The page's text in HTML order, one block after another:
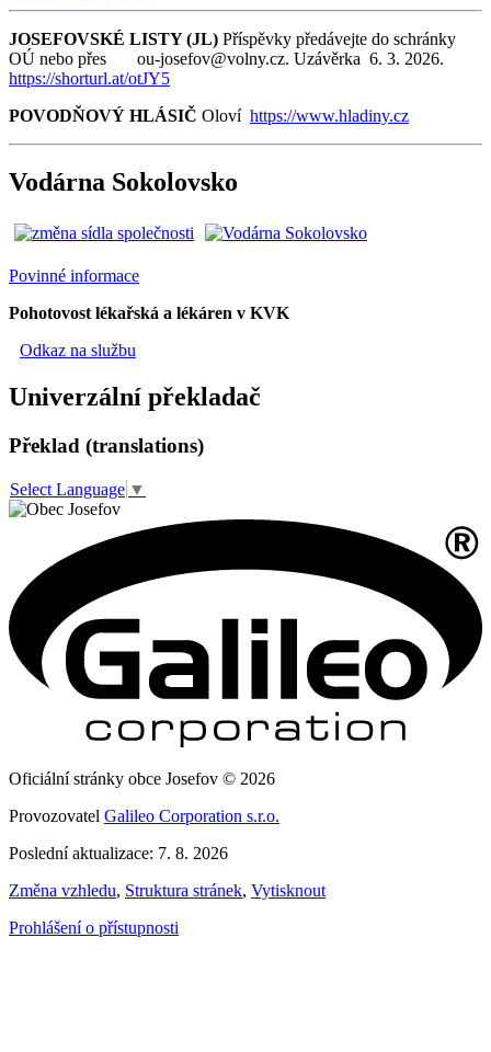
JOSEFOVSKÉ LISTY (JL) Příspěvky předávejte do schránky
OÚ nebo přes ou-josefov@volny.cz. Uzávěrka 6. 3. 2026.
https://shorturl.at/otJY5
POVODŇOVÝ HLÁSIČ Oloví https://www.hladiny.cz
Vodárna Sokolovsko
Povinné informace
Pohotovost lékařská a lékáren v KVK
Odkaz na službu
Univerzální překladač
Překlad (translations)
Select Language ▼
Oficiální stránky obce Josefov © 2026
Provozovatel Galileo Corporation s.r.o.
Poslední aktualizace: 7. 8. 2026
Změna vzhledu, Struktura stránek, Vytisknout
Prohlášení o přístupnosti